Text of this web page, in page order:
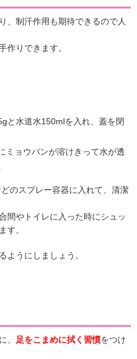
、制汗作用も期待できるので人
作りできます。
と水道水150mlを入れ、蓋を閉
ミョウバンが溶けきって水が透
のスプレー容器に入れて、清潔
間やトイレに入った時にシュッ
す。
ようにしましょう。
、 足をこまめに拭く習慣をつけ